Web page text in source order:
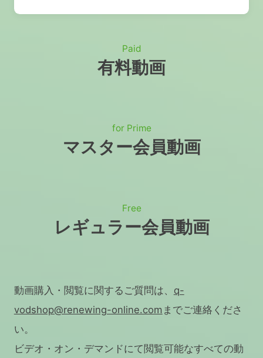
Paid
有料動画
for Prime
マスター会員動画
Free
レギュラー会員動画
動画購入・閲覧に関するご質問は、 q-
vodshop@renewing-online.com までご連絡くださ
い。
ビデオ・オン・デマンドにて閲覧可能なすべての動